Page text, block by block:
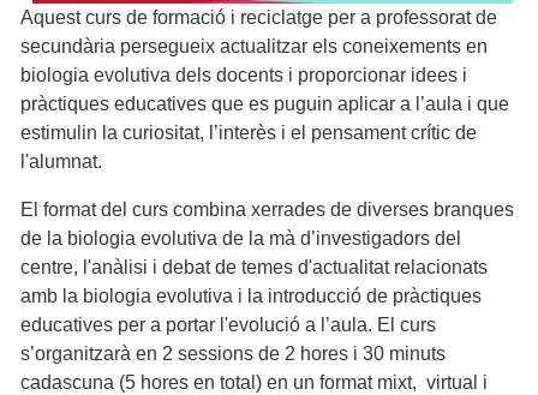
Aquest curs de formació i reciclatge per a professorat de
secundària persegueix actualitzar els coneixements en
biologia evolutiva dels docents i proporcionar idees i
pràctiques educatives que es puguin aplicar a l’aula i que
estimulin la curiositat, l’interès i el pensament crític de
l'alumnat.
El format del curs combina xerrades de diverses branques
de la biologia evolutiva de la mà d’investigadors del
centre, l'anàlisi i debat de temes d'actualitat relacionats
amb la biologia evolutiva i la introducció de pràctiques
educatives per a portar l'evolució a l’aula. El curs
s’organitzarà en 2 sessions de 2 hores i 30 minuts
cadascuna (5 hores en total) en un format mixt, virtual i